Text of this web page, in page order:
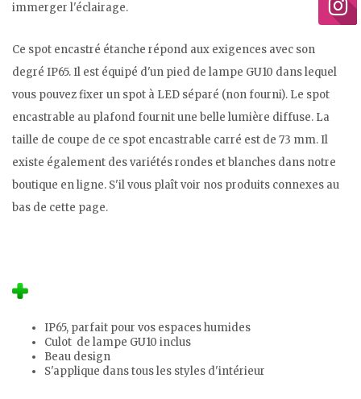
immerger l'éclairage.
Ce spot encastré étanche répond aux exigences avec son
degré IP65. Il est équipé d'un pied de lampe GU10 dans lequel
vous pouvez fixer un spot à LED séparé (non fourni). Le spot
encastrable au plafond fournit une belle lumière diffuse. La
taille de coupe de ce spot encastrable carré est de 73 mm. Il
existe également des variétés rondes et blanches dans notre
boutique en ligne. S'il vous plaît voir nos produits connexes au
bas de cette page.
IP65, parfait pour vos espaces humides
Culot de lampe GU10 inclus
Beau design
S'applique dans tous les styles d'intérieur